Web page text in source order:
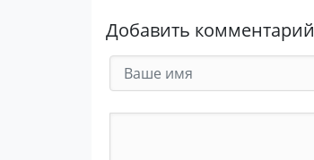
Добавить комментарий